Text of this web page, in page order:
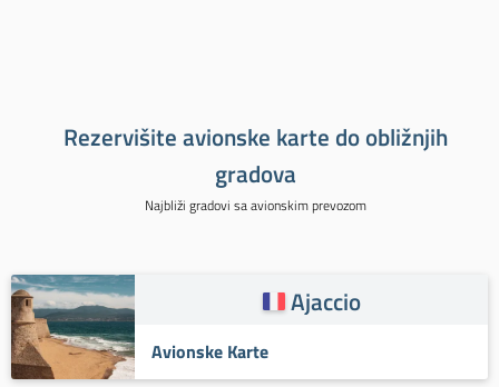
Rezervišite avionske karte do obližnjih
gradova
Najbliži gradovi sa avionskim prevozom
Ajaccio
Avionske Karte